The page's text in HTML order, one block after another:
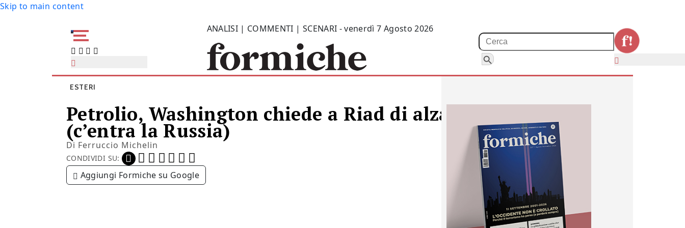
Skip to main content
ANALISI | COMMENTI | SCENARI - venerdì 7 Agosto 2026
Search Button
ESTERI
Petrolio, Washington chiede a Riad di alzare le produzioni
(c’entra la Russia)
Di Ferruccio Michelin
CONDIVIDI SU:
Aggiungi Formiche su Google